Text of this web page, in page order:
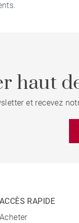
haut
et recevez
ACCÈS RAPIDE
Acheter